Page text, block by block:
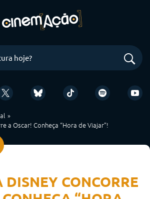
a Oscar! Conheça “Hora de Viajar”!
DISNEY CONCORRE